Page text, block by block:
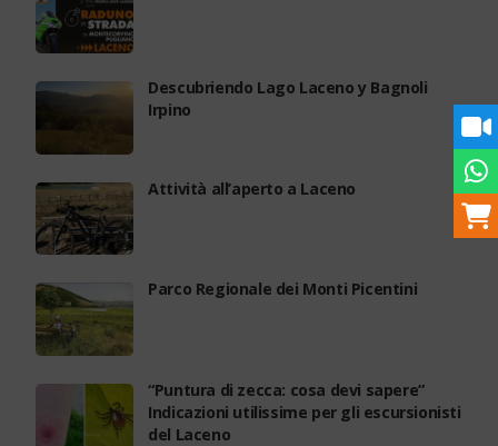
Descubriendo Lago Laceno y Bagnoli
Irpino
Attività all’aperto a Laceno
Parco Regionale dei Monti Picentini
“Puntura di zecca: cosa devi sapere”
Indicazioni utilissime per gli escursionisti
del Laceno